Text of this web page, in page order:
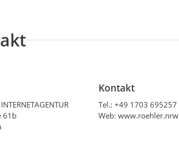
die ansprechende Bild- und Formgebung,
61b
Kontakt
Tel.: +49 1703 695257
Web: www.roehler.nrw